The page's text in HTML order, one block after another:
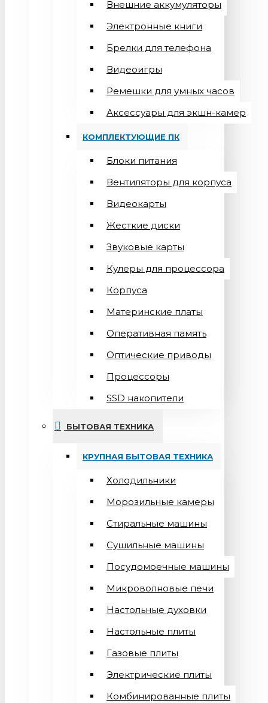
Внешние аккумуляторы
Электронные книги
Брелки для телефона
Видеоигры
Ремешки для умных часов
Аксессуары для экшн-камер
КОМПЛЕКТУЮЩИЕ ПК
Блоки питания
Вентиляторы для корпуса
Видеокарты
Жесткие диски
Звуковые карты
Кулеры для процессора
Корпуса
Материнские платы
Оперативная память
Оптические приводы
Процессоры
SSD накопители
БЫТОВАЯ ТЕХНИКА
КРУПНАЯ БЫТОВАЯ ТЕХНИКА
Холодильники
Морозильные камеры
Стиральные машины
Сушильные машины
Посудомоечные машины
Микроволновые печи
Настольные духовки
Настольные плиты
Газовые плиты
Электрические плиты
Комбинированные плиты